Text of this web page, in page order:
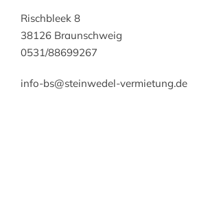
Rischbleek 8
38126 Braunschweig
0531/88699267
info-bs@steinwedel-vermietung.de